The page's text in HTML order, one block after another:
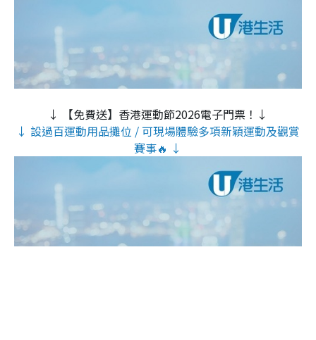
↓ 【免費送】香港運動節2026電子門票！↓
↓ 設過百運動用品攤位 / 可現場體驗多項新穎運動及觀賞
賽事🔥 ↓